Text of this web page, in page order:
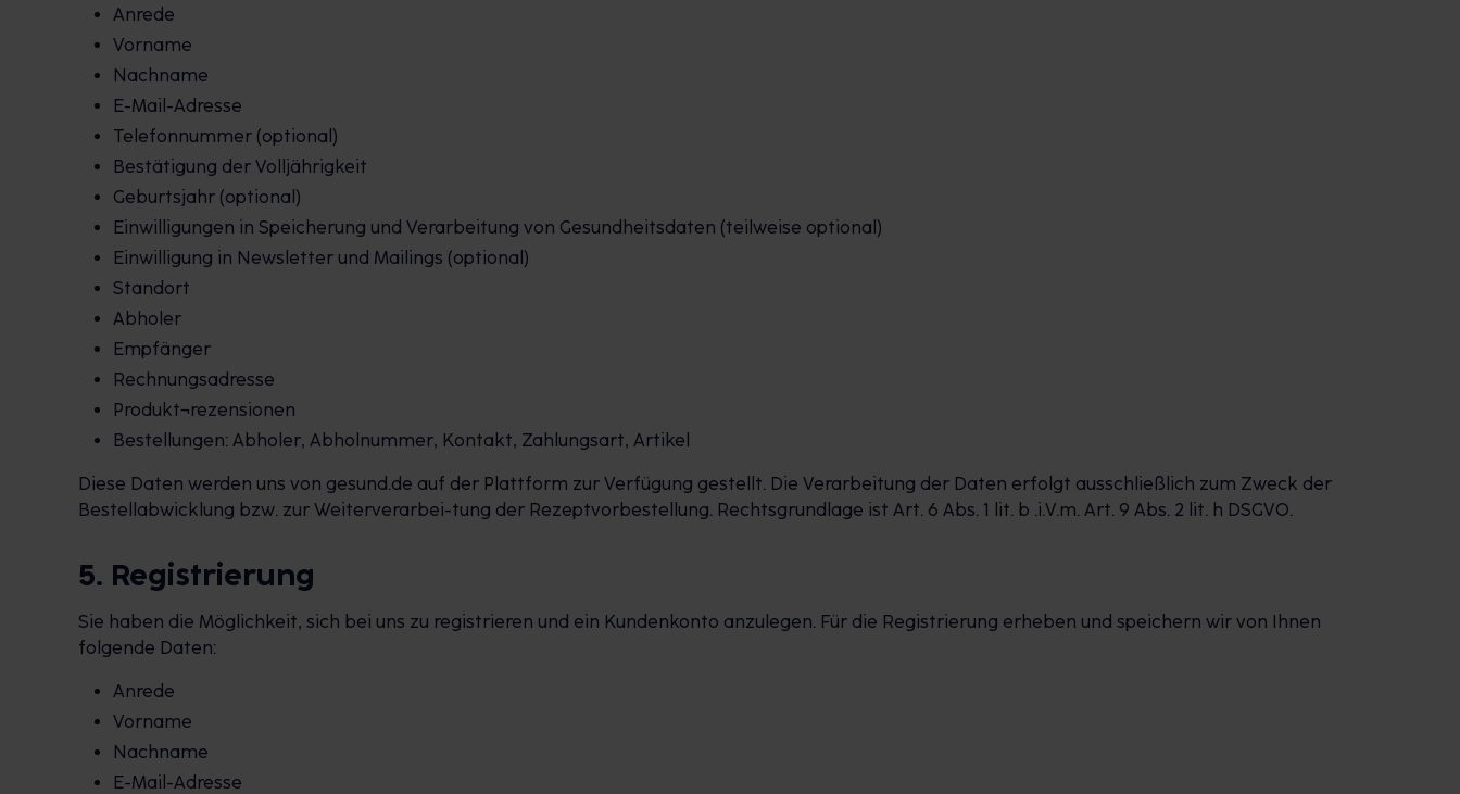
Anrede
Vorname
Nachname
E-Mail-Adresse
Telefonnummer (optional)
Bestätigung der Volljährigkeit
Geburtsjahr (optional)
Einwilligungen in Speicherung und Verarbeitung von Gesundheitsdaten (teilweise optional)
Einwilligung in Newsletter und Mailings (optional)
Standort
Abholer
Empfänger
Rechnungsadresse
Produkt¬rezensionen
Bestellungen: Abholer, Abholnummer, Kontakt, Zahlungsart, Artikel
Diese Daten werden uns von gesund.de auf der Plattform zur Verfügung gestellt. Die Verarbeitung der Daten erfolgt ausschließlich zum Zweck der
Bestellabwicklung bzw. zur Weiterverarbei-tung der Rezeptvorbestellung. Rechtsgrundlage ist Art. 6 Abs. 1 lit. b .i.V.m. Art. 9 Abs. 2 lit. h DSGVO.
5. Registrierung
Sie haben die Möglichkeit, sich bei uns zu registrieren und ein Kundenkonto anzulegen. Für die Registrierung erheben und speichern wir von Ihnen
folgende Daten:
Anrede
Vorname
Nachname
E-Mail-Adresse